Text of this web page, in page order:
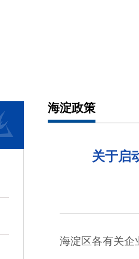
海淀政策
关于启
海淀区各有关企